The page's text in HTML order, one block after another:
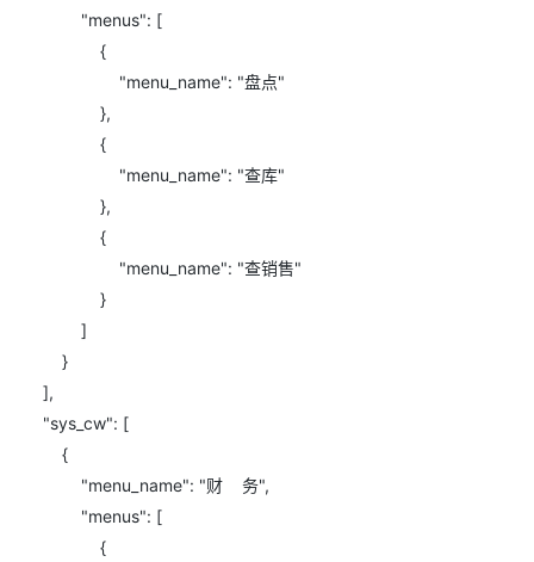
"menus": [
{
"menu_name": "盘点"
},
{
"menu_name": "查库"
},
{
"menu_name": "查销售"
}
]
}
],
"sys_cw": [
{
"menu_name": "财 务",
"menus": [
{